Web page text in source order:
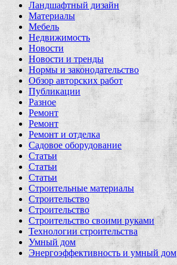
Ландшафтный дизайн
Материалы
Мебель
Недвижимость
Новости
Новости и тренды
Нормы и законодательство
Обзор авторских работ
Публикации
Разное
Ремонт
Ремонт
Ремонт и отделка
Садовое оборудование
Статьи
Статьи
Статьи
Строительные материалы
Строительство
Строительство
Строительство своими руками
Технологии строительства
Умный дом
Энергоэффективность и умный дом